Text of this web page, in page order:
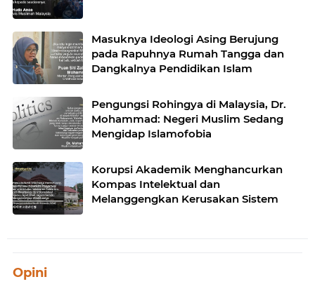
Masuknya Ideologi Asing Berujung
pada Rapuhnya Rumah Tangga dan
Dangkalnya Pendidikan Islam
Pengungsi Rohingya di Malaysia, Dr.
Mohammad: Negeri Muslim Sedang
Mengidap Islamofobia
Korupsi Akademik Menghancurkan
Kompas Intelektual dan
Melanggengkan Kerusakan Sistem
Opini